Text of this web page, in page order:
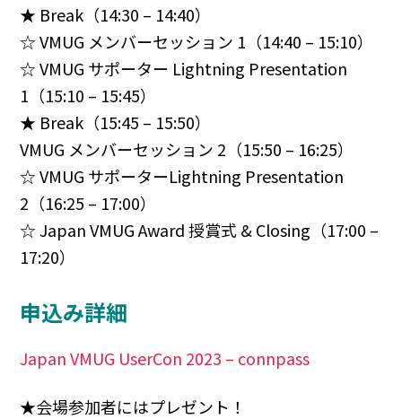
★ Break（14:30 – 14:40）
☆ VMUG メンバーセッション 1（14:40 – 15:10）
☆ VMUG サポーター Lightning Presentation
1（15:10 – 15:45）
★ Break（15:45 – 15:50）
VMUG メンバーセッション 2（15:50 – 16:25）
☆ VMUG サポーターLightning Presentation
2（16:25 – 17:00）
☆ Japan VMUG Award 授賞式 & Closing（17:00 –
17:20）
申込み詳細
Japan VMUG UserCon 2023 – connpass
★会場参加者にはプレゼント！